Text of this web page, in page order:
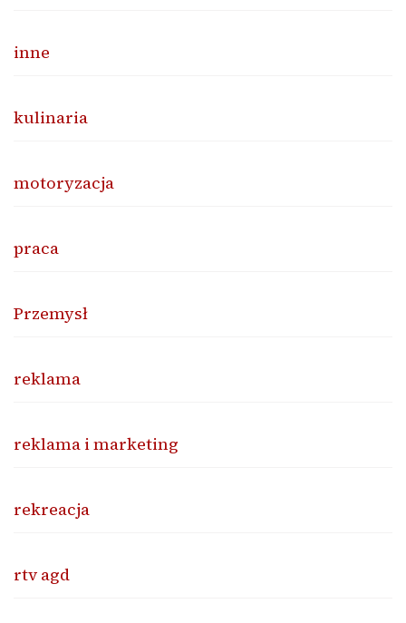
inne
kulinaria
motoryzacja
praca
Przemysł
reklama
reklama i marketing
rekreacja
rtv agd